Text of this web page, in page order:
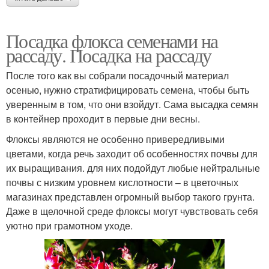
Посадка флокса семенами на
рассаду. Посадка на рассаду
После того как вы собрали посадочный материал
осенью, нужно стратифицировать семена, чтобы быть
уверенным в том, что они взойдут. Сама высадка семян
в контейнер проходит в первые дни весны.
Флоксы являются не особенно привередливыми
цветами, когда речь заходит об особенностях почвы для
их выращивания. для них подойдут любые нейтральные
почвы с низким уровнем кислотности – в цветочных
магазинах представлен огромный выбор такого грунта.
Даже в щелочной среде флоксы могут чувствовать себя
уютно при грамотном уходе.